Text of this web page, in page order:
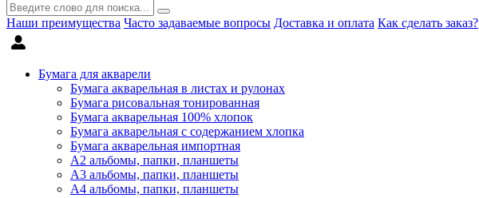
Наши преимущества Часто задаваемые вопросы Доставка и оплата Как сделать заказ?
Бумага для акварели
Бумага акварельная в листах и рулонах
Бумага рисовальная тонированная
Бумага акварельная 100% хлопок
Бумага акварельная с содержанием хлопка
Бумага акварельная импортная
А2 альбомы, папки, планшеты
А3 альбомы, папки, планшеты
А4 альбомы, папки, планшеты